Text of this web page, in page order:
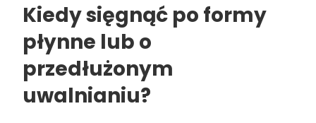
Kiedy sięgnąć po formy
płynne lub o
przedłużonym
uwalnianiu?